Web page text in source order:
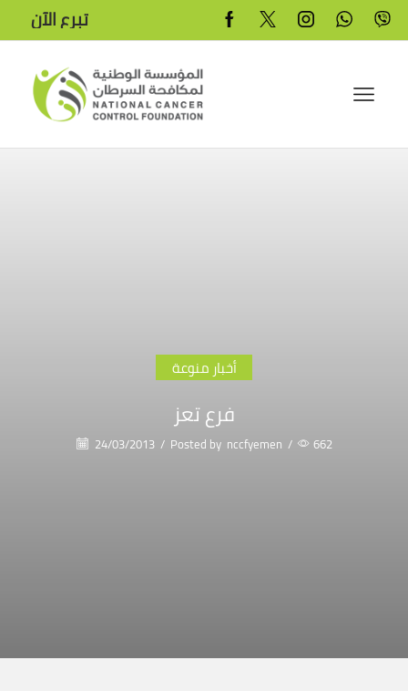
تبرع الآن
أخبار منوعة
فرع تعز
24/03/2013 / Posted by nccfyemen / 662